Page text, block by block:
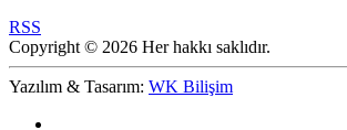
RSS
Copyright © 2026 Her hakkı saklıdır.
Yazılım & Tasarım: WK Bilişim